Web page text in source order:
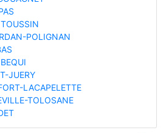
POLIGNAN
JUERY
LACAPELETTE
TOLOSANE